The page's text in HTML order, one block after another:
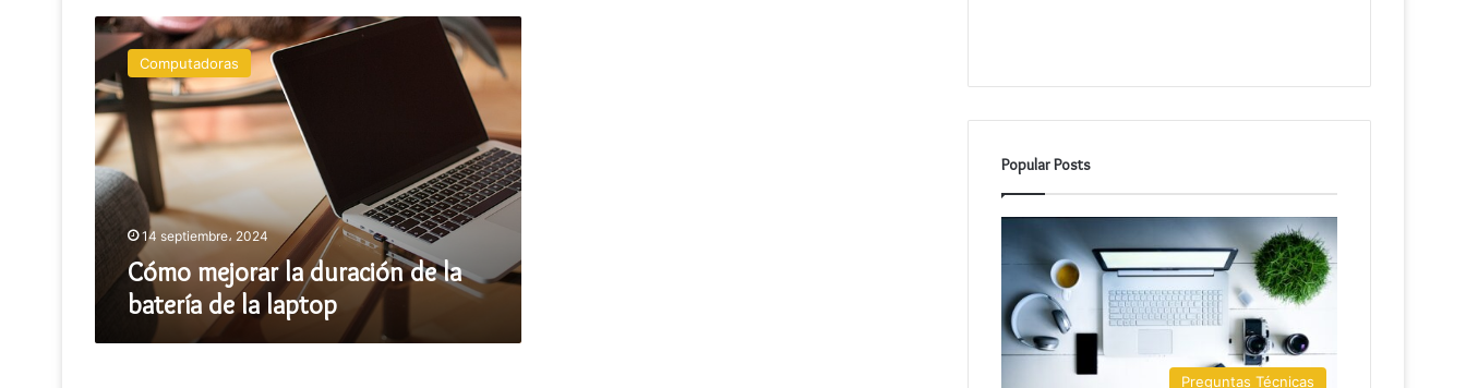
Cómo
mejorar
duración
de
la
batería
de
la
laptop
Computadoras
14 septiembre، 2024
Cómo mejorar la duración de la
batería de la laptop
Popular Posts
Preguntas Técnicas